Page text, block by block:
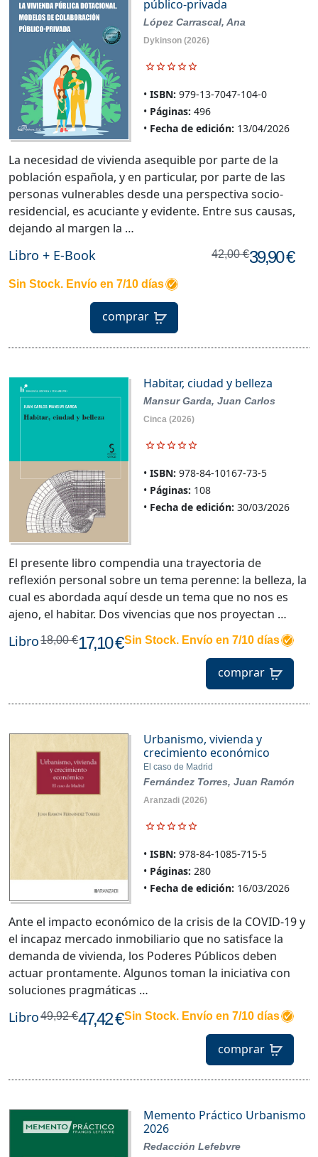
público-privada
López Carrascal, Ana
Dykinson(2026)
ISBN: 979-13-7047-104-0
Páginas: 496
Fecha de edición: 13/04/2026
Libro + E-Book 42,00 €39,90 €
Sin Stock. Envío en 7/10 días
comprar
La necesidad de vivienda asequible por parte de la
población española, y en particular, por parte de las
personas vulnerables desde una perspectiva socio-
residencial, es acuciante y evidente. Entre sus causas,
dejando al margen la …
Habitar, ciudad y belleza
Mansur Garda, Juan Carlos
Cinca(2026)
ISBN: 978-84-10167-73-5
Páginas: 108
Fecha de edición: 30/03/2026
Libro18,00 €17,10 €Sin Stock. Envío en 7/10 días
comprar
El presente libro compendia una trayectoria de
reflexión personal sobre un tema perenne: la belleza, la
cual es abordada aquí desde un tema que no nos es
ajeno, el habitar. Dos vivencias que nos proyectan …
Urbanismo, vivienda y
crecimiento económico
El caso de Madrid
Fernández Torres, Juan Ramón
Aranzadi(2026)
ISBN: 978-84-1085-715-5
Páginas: 280
Fecha de edición: 16/03/2026
Libro49,92 €47,42 €Sin Stock. Envío en 7/10 días
comprar
Ante el impacto económico de la crisis de la COVID-19 y
el incapaz mercado inmobiliario que no satisface la
demanda de vivienda, los Poderes Públicos deben
actuar prontamente. Algunos toman la iniciativa con
soluciones pragmáticas …
Memento Práctico Urbanismo
2026
Redacción Lefebvre